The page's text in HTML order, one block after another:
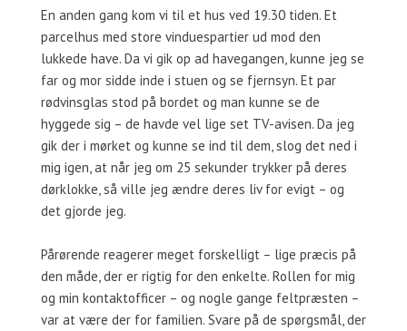
En anden gang kom vi til et hus ved 19.30 tiden. Et
parcelhus med store vinduespartier ud mod den
lukkede have. Da vi gik op ad havegangen, kunne jeg se
far og mor sidde inde i stuen og se fjernsyn. Et par
rødvinsglas stod på bordet og man kunne se de
hyggede sig – de havde vel lige set TV-avisen. Da jeg
gik der i mørket og kunne se ind til dem, slog det ned i
mig igen, at når jeg om 25 sekunder trykker på deres
dørklokke, så ville jeg ændre deres liv for evigt – og
det gjorde jeg.
Pårørende reagerer meget forskelligt – lige præcis på
den måde, der er rigtig for den enkelte. Rollen for mig
og min kontaktofficer – og nogle gange feltpræsten –
var at være der for familien. Svare på de spørgsmål, der